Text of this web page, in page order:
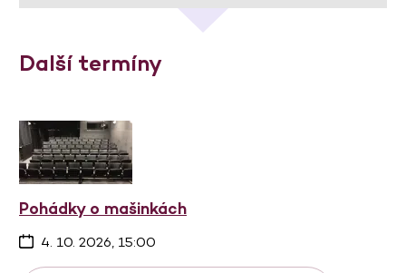
Další termíny
Pohádky o mašinkách
4. 10. 2026, 15:00